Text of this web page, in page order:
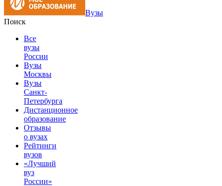
Вузы
Поиск
Все
вузы
России
Вузы
Москвы
Вузы
Санкт-
Петербурга
Дистанционное
образование
Отзывы
о вузах
Рейтинги
вузов
«Лучший
вуз
России»